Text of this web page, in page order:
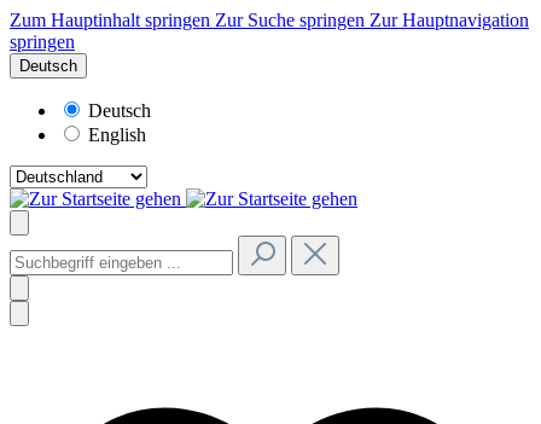
Zum Hauptinhalt springen Zur Suche springen Zur Hauptnavigation
springen
Deutsch
Deutsch
English